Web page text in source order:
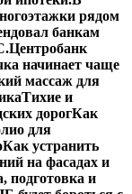
рядом
банкам
Центробанк
начинает чаще
массаж для
Тихие и
дорогКак
для
Как устранить
на фасадах и
подготовка и